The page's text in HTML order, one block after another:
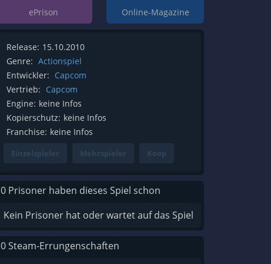
ePrison Online-Magazine
Release: 15.10.2010
Genre: Actionspiel
Entwickler: Capcom
Vertrieb: Capcom
Engine: keine Infos
Kopierschutz: keine Infos
Franchise: keine Infos
Einzelspieler Mehrspieler Koop
0 Prisoner haben dieses Spiel schon
Kein Prisoner hat oder wartet auf das Spiel
0 Steam-Errungenschaften